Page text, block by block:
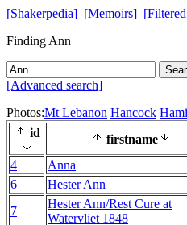
[Shakerpedia] [Memoirs]
Finding Ann
[Advanced search]
Photos:Mt Lebanon Hancock
id
firstname
4
Anna
6
Hester Ann
7
Hester Ann/Rest Cure at
Watervliet 1848